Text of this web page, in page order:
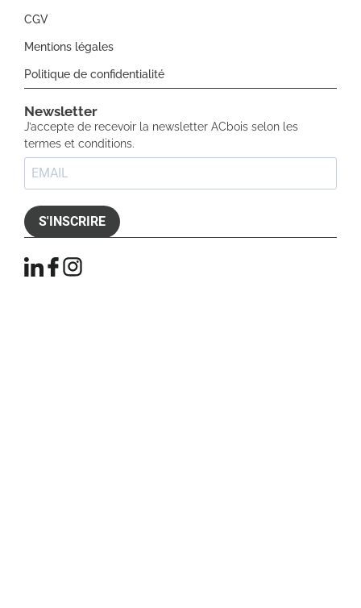
CGV
Mentions légales
Politique de confidentialité
Newsletter​
J’accepte de recevoir la newsletter ACbois selon les
termes et conditions.
S'INSCRIRE